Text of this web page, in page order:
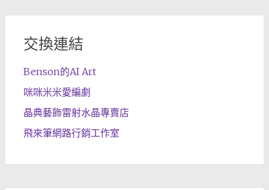
交換連結
Benson的AI Art
咪咪米米愛編劇
晶典藝飾雷射水晶專賣店
飛來筆網路行銷工作室